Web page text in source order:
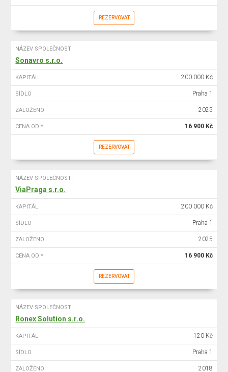
REZERVOVAT
NÁZEV SPOLEČNOSTI
Sonavro s.r.o.
KAPITÁL 200 000 Kč
SÍDLO Praha 1
ZALOŽENO 2025
CENA OD * 16 900 Kč
REZERVOVAT
NÁZEV SPOLEČNOSTI
ViaPraga s.r.o.
KAPITÁL 200 000 Kč
SÍDLO Praha 1
ZALOŽENO 2025
CENA OD * 16 900 Kč
REZERVOVAT
NÁZEV SPOLEČNOSTI
Ronex Solution s.r.o.
KAPITÁL 120 Kč
SÍDLO Praha 1
ZALOŽENO 2018